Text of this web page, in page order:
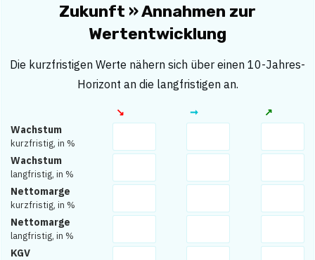
Zukunft » Annahmen zur
Wertentwicklung
Die kurzfristigen Werte nähern sich über einen 10-Jahres-
Horizont an die langfristigen an.
↘︎ ➞
↗︎
Wachstum
kurzfristig, in %
Wachstum
langfristig, in %
Nettomarge
kurzfristig, in %
Nettomarge
langfristig, in %
KGV